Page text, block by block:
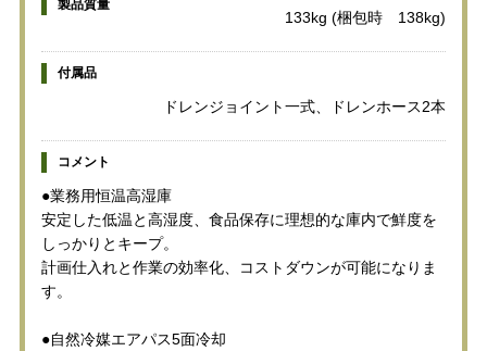
製品質量
133kg (梱包時 138kg)
付属品
ドレンジョイント一式、ドレンホース2本
コメント
●業務用恒温高湿庫
安定した低温と高湿度、食品保存に理想的な庫内で鮮度を
しっかりとキープ。
計画仕入れと作業の効率化、コストダウンが可能になりま
す。
●自然冷媒エアパス5面冷却